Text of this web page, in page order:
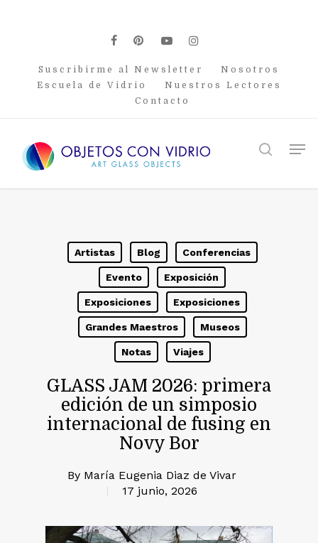
facebook
pinterest
youtubeinstagram
Suscribirme al Newsletter
Nosotros
Escuela de Vidrio
Nuestros Lectores
Contacto
search
Artistas Blog Conferencias
Evento Exposición
Exposiciones Exposiciones
Grandes Maestros Museos
Notas Viajes
GLASS JAM 2026: primera
edición de un simposio
internacional de fusing en
Novy Bor
By María Eugenia Diaz de Vivar
17 junio, 2026